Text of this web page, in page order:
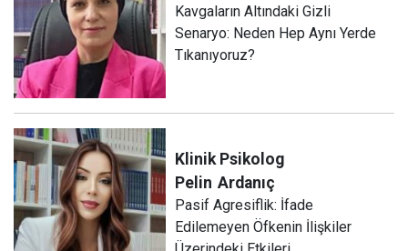
Kavgaların Altındaki Gizli
Senaryo: Neden Hep Aynı Yerde
Tıkanıyoruz?
Klinik Psikolog
Pelin Ardanıç
Pasif Agresiflik: İfade
Edilemeyen Öfkenin İlişkiler